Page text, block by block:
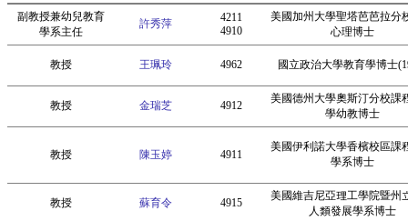
副教授兼幼兒教育
學系主任
許秀萍
4211
4910
美國加州大學聖塔芭芭拉分
心理博士
教授 王珮玲 4962 國立政治大學教育學博士
教授 金瑞芝 4912
美國德州大學奧斯汀分校課
學幼教博士
教授 陳玉婷 4911
美國伊利諾大學香檳校區課
學系博士
教授 蘇育令 4915
美國維吉尼亞理工學院暨州
人類發展學系博士